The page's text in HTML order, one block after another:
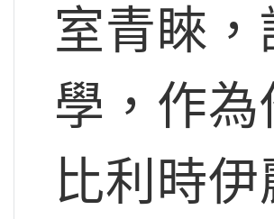
室青睞
學，作
比利時